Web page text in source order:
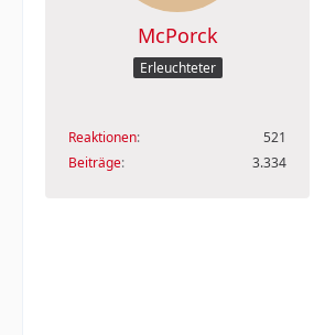
McPorck
Erleuchteter
Reaktionen
521
Beiträge
3.334